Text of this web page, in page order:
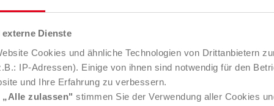
Dienste
Cookies und ähnliche Technologien von Drittanbietern
IP-Adressen). Einige von ihnen sind notwendig für den
und Ihre Erfahrung zu verbessern.
„Alle zulassen" stimmen Sie der Verwendung aller Cookies
gewonnen und mit hohem
In jedem österreichische Haushalt
Elektronikgeräte, die nicht
Produkten ist, dass sich die